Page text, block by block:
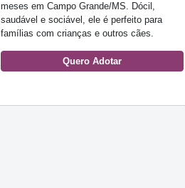
meses em Campo Grande/MS. Dócil,
saudável e sociável, ele é perfeito para
famílias com crianças e outros cães.
Quero Adotar